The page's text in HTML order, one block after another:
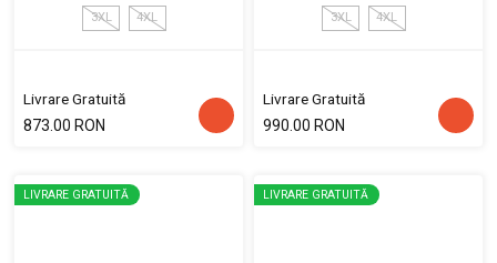
3XL 4XL
Livrare Gratuită
873.00 RON
3XL 4XL
Livrare Gratuită
990.00 RON
LIVRARE GRATUITĂ LIVRARE GRATUITĂ